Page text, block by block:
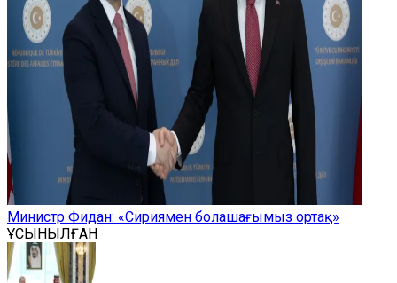
Министр Фидан: «Сириямен болашағымыз ортақ»
ҰСЫНЫЛҒАН